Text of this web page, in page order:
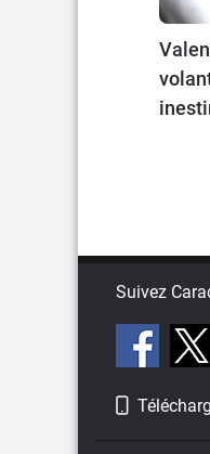
Suivez